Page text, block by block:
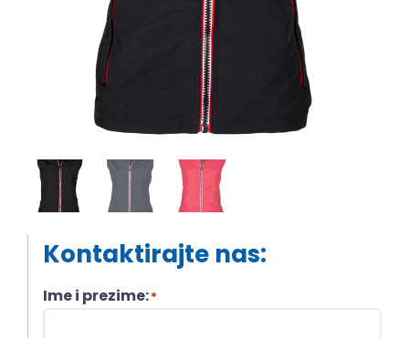
Kontaktirajte nas:
Ime i prezime:*